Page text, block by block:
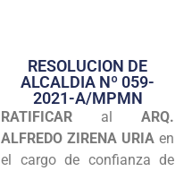
Transparencia
Seguridad
Programas
RESOLUCION DE
ALCALDIA Nº 059-
2021-A/MPMN
RATIFICAR al ARQ.
ALFREDO ZIRENA URIA en
el cargo de confianza de